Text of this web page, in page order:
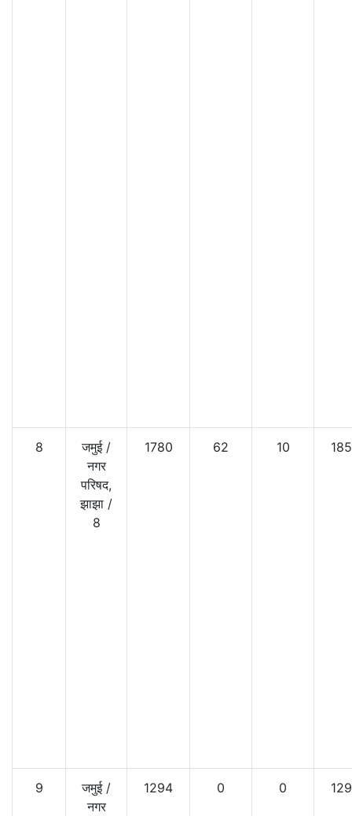
8 जमुई/
नगर
परिषद,
झाझा /
8
1780 62 10
9 जमुई/
नगर
1294 0 0